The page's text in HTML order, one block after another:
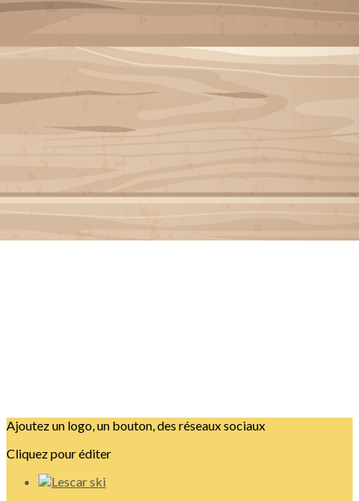
>
Galeries photo
Cliquez pour éditer
Ajoutez un logo, un bouton, des réseaux sociaux
Cliquez pour éditer